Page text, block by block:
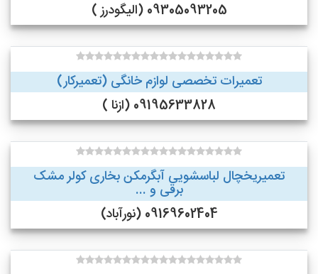
09305093205 (الیگودرز )
تعمیرات تخصصی لوازم خانگی (تعمیرکار)
09195633828 (ازنا )
تعمیریخچال لباسشویی آبگرمکن بخاری کولر مشک
برقی و ...
09169602404 (نورآباد)